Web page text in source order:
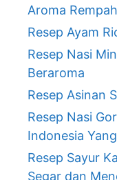
Aroma
Resep Ayam
Resep Nasi
Beraroma
Resep Asinan
Resep Nasi
Indonesia
Resep Sayur
Segar dan